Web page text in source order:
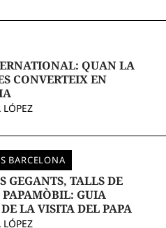
QUAN LA
CONVERTEIX EN
BARCELONA
GEGANTS, TALLS DE
PAPAMÒBIL: GUIA
LA VISITA DEL PAPA